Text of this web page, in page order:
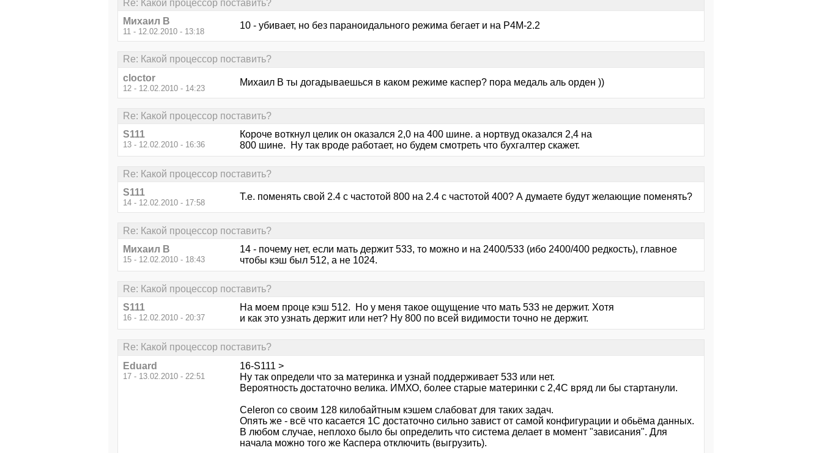
Re: Какой процессор поставить?
Михаил В
11 - 12.02.2010 - 13:18
10 - убивает, но без параноидального режима бегает и на P4M-2.2
Re: Какой процессор поставить?
cloctor
12 - 12.02.2010 - 14:23
Михаил В ты догадываешься в каком режиме каспер? пора медаль аль орден ))
Re: Какой процессор поставить?
S111
13 - 12.02.2010 - 16:36
Короче воткнул целик он оказался 2,0 на 400 шине. а нортвуд оказался 2,4 на
800 шине. Ну так вроде работает, но будем смотреть что бухгалтер скажет.
Re: Какой процессор поставить?
S111
14 - 12.02.2010 - 17:58
Т.е. поменять свой 2.4 с частотой 800 на 2.4 с частотой 400? А думаете будут желающие поменять?
Re: Какой процессор поставить?
Михаил В
15 - 12.02.2010 - 18:43
14 - почему нет, если мать держит 533, то можно и на 2400/533 (ибо 2400/400 редкость), главное
чтобы кэш был 512, а не 1024.
Re: Какой процессор поставить?
S111
16 - 12.02.2010 - 20:37
На моем проце кэш 512. Но у меня такое ощущение что мать 533 не держит. Хотя
и как это узнать держит или нет? Ну 800 по всей видимости точно не держит.
Re: Какой процессор поставить?
Eduard
17 - 13.02.2010 - 22:51
16-S111 >
Ну так определи что за материнка и узнай поддерживает 533 или нет.
Вероятность достаточно велика. ИМХО, более старые материнки с 2,4С вряд ли бы стартанули.
Celeron со своим 128 килобайтным кэшем слабоват для таких задач.
Опять же - всё что касается 1С достаточно сильно завист от самой конфигурации и обьёма данных.
В любом случае, неплохо было бы определить что система делает в момент "зависания". Для
начала можно того же Каспера отключить (выгрузить).